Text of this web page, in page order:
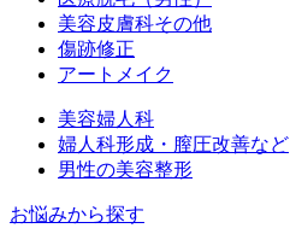
美容皮膚科その他
傷跡修正
アートメイク
美容婦人科
婦人科形成・膣圧改善など
男性の美容整形
お悩みから探す